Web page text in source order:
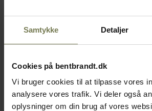
Samtykke Detaljer
Cookies på bentbrandt.dk
Vi bruger cookies til at tilpasse vores
analysere vores trafik. Vi deler også
oplysninger om din brug af vores